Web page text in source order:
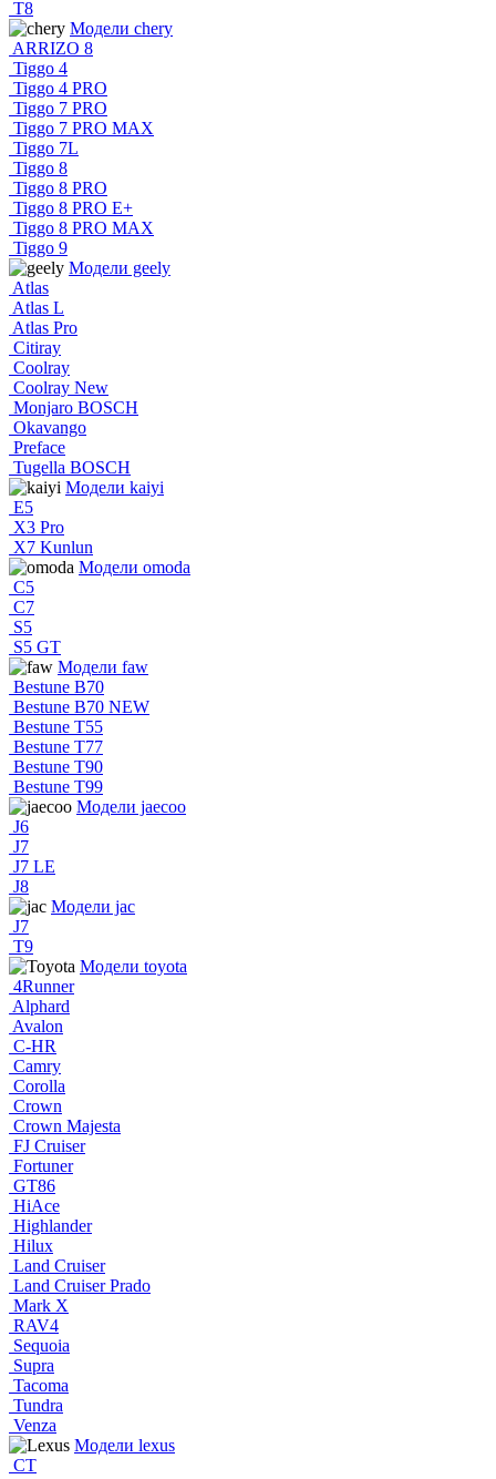
T8
Модели chery
ARRIZO 8
Tiggo 4
Tiggo 4 PRO
Tiggo 7 PRO
Tiggo 7 PRO MAX
Tiggo 7L
Tiggo 8
Tiggo 8 PRO
Tiggo 8 PRO E+
Tiggo 8 PRO MAX
Tiggo 9
Модели geely
Atlas
Atlas L
Atlas Pro
Citiray
Coolray
Coolray New
Monjaro BOSCH
Okavango
Preface
Tugella BOSCH
Модели kaiyi
E5
X3 Pro
X7 Kunlun
Модели omoda
C5
C7
S5
S5 GT
Модели faw
Bestune B70
Bestune B70 NEW
Bestune T55
Bestune T77
Bestune T90
Bestune T99
Модели jaecoo
J6
J7
J7 LE
J8
Модели jac
J7
T9
Модели toyota
4Runner
Alphard
Avalon
C-HR
Camry
Corolla
Crown
Crown Majesta
FJ Cruiser
Fortuner
GT86
HiAce
Highlander
Hilux
Land Cruiser
Land Cruiser Prado
Mark X
RAV4
Sequoia
Supra
Tacoma
Tundra
Venza
Модели lexus
CT